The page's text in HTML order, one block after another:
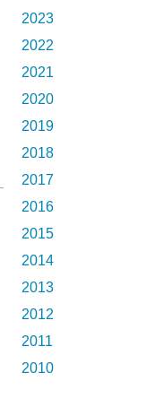
2023
2022
2021
2020
2019
2018
2017
2016
2015
2014
2013
2012
2011
2010